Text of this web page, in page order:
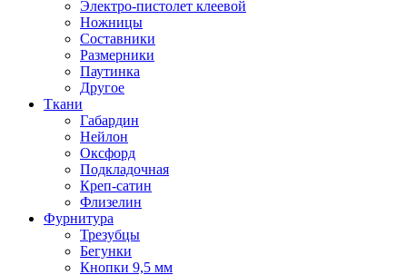
Электро-пистолет клеевой
Ножницы
Составники
Размерники
Паутинка
Другое
Ткани
Габардин
Нейлон
Оксфорд
Подкладочная
Креп-сатин
Флизелин
Фурнитура
Трезубцы
Бегунки
Кнопки 9,5 мм